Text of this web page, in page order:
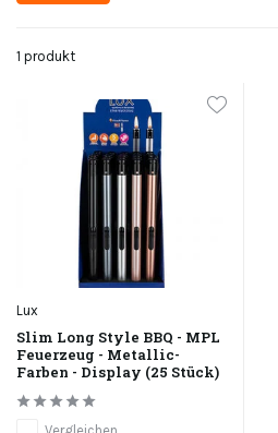
1 produkt
Lux
Slim Long Style BBQ - MPL
Feuerzeug - Metallic-
Farben - Display (25 Stück)